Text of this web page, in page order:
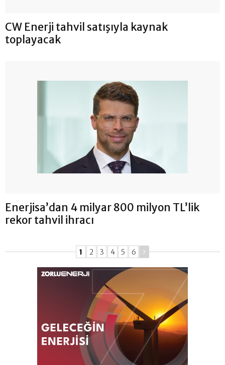
CW Enerji tahvil satışıyla kaynak
toplayacak
Enerjisa’dan 4 milyar 800 milyon TL’lik
rekor tahvil ihracı
1 2 3 4 5 6